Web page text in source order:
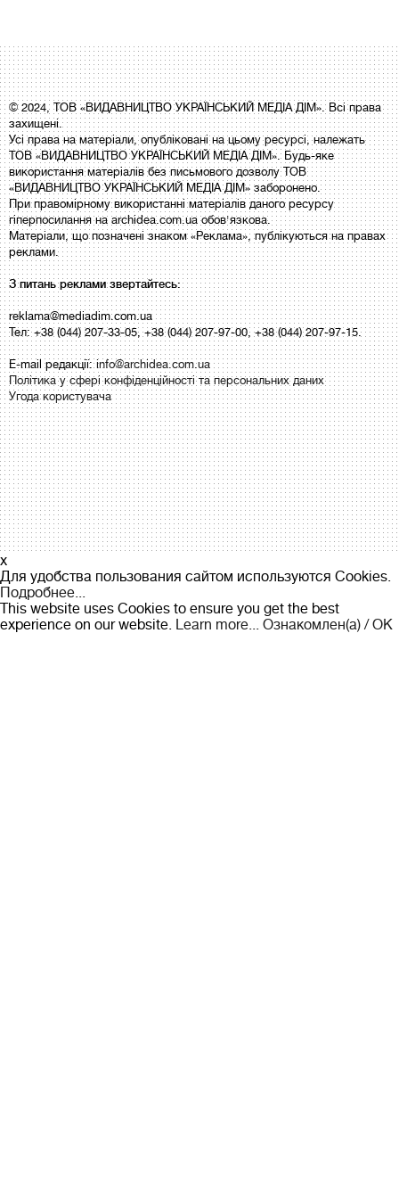
© 2024, ТОВ «ВИДАВНИЦТВО УКРАЇНСЬКИЙ МЕДІА ДІМ». Всі права
захищені.
Усі права на матеріали, опубліковані на цьому ресурсі, належать
ТОВ «ВИДАВНИЦТВО УКРАЇНСЬКИЙ МЕДІА ДІМ». Будь-яке
використання матеріалів без письмового дозволу ТОВ
«ВИДАВНИЦТВО УКРАЇНСЬКИЙ МЕДІА ДІМ» заборонено.
При правомірному використанні матеріалів даного ресурсу
гіперпосилання на archidea.com.ua обов'язкова.
Матеріали, що позначені знаком «Реклама», публікуються на правах
реклами.
З питань реклами звертайтесь:
reklama@mediadim.com.ua
Тел: +38 (044) 207-33-05, +38 (044) 207-97-00, +38 (044) 207-97-15.
E-mail редакції:info@archidea.com.ua
Політика у сфері конфіденційності та персональних даних
Угода користувача
x
Для удобства пользования сайтом используются Cookies.
Подробнее...
This website uses Cookies to ensure you get the best
experience on our website. Learn more... Ознакомлен(а) / OK